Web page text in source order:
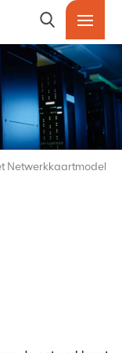
Netwerkkaartmodel